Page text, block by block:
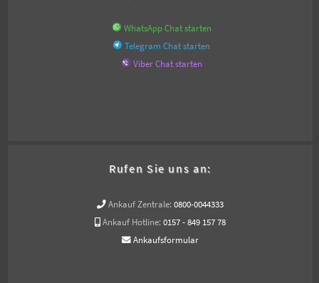
WhatsApp Chat starten
Telegram Chat starten
Viber Chat starten
Rufen Sie uns an:
Ankauf Zentrale: 0800-0044333
Ankauf Hotline: 0157 - 849 157 78
Ankaufsformular